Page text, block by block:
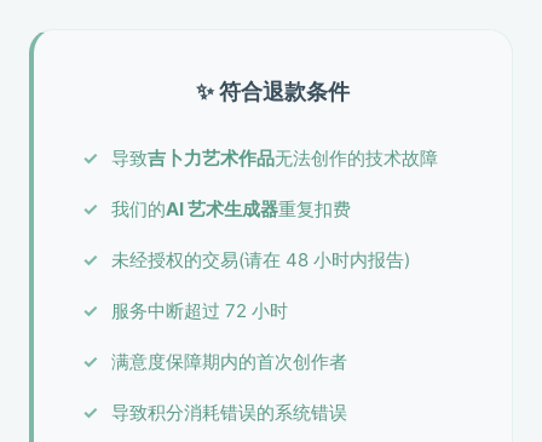
✨ 符合退款条件
导致吉卜力艺术作品无法创作的技术故障
我们的AI 艺术生成器重复扣费
未经授权的交易(请在 48 小时内报告)
服务中断超过 72 小时
满意度保障期内的首次创作者
导致积分消耗错误的系统错误